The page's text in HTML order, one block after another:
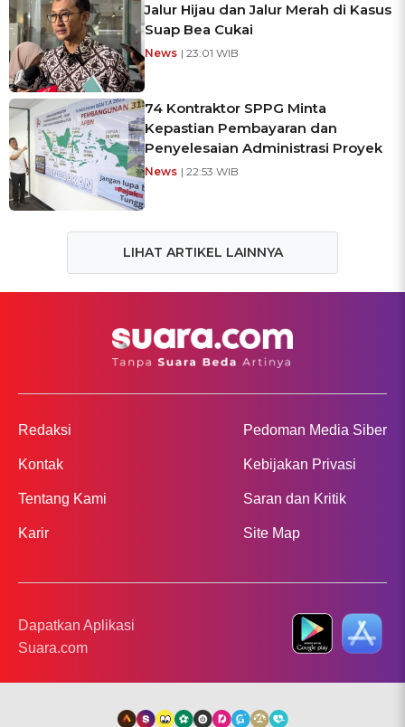
Jalur Hijau dan Jalur Merah di Kasus
Suap Bea Cukai
News | 23:01 WIB
74 Kontraktor SPPG Minta
Kepastian Pembayaran dan
Penyelesaian Administrasi Proyek
News | 22:53 WIB
LIHAT ARTIKEL LAINNYA
Redaksi
Kontak
Tentang Kami
Karir
Pedoman Media Siber
Kebijakan Privasi
Saran dan Kritik
Site Map
Dapatkan Aplikasi
Suara.com